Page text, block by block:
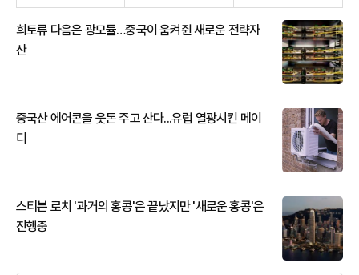
희토류 다음은 광모듈…중국이 움켜쥔 새로운 전략자
산
중국산 에어콘을 웃돈 주고 산다...유럽 열광시킨 메이
디
스티븐 로치 '과거의 홍콩'은 끝났지만 '새로운 홍콩'은
진행중